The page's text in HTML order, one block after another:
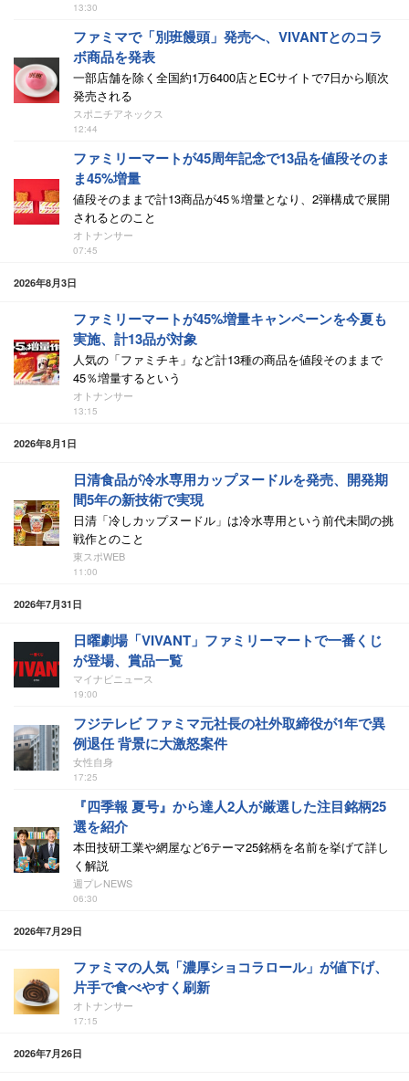
13:30
ファミマで「別班饅頭」発売へ、VIVANTとのコラ
ボ商品を発表
一部店舗を除く全国約1万6400店とECサイトで7日から順次
発売される
スポニチアネックス
12:44
ファミリーマートが45周年記念で13品を値段そのま
ま45%増量
値段そのままで計13商品が45％増量となり、2弾構成で展開
されるとのこと
オトナンサー
07:45
2026年8月3日
ファミリーマートが45%増量キャンペーンを今夏も
実施、計13品が対象
人気の「ファミチキ」など計13種の商品を値段そのままで
45％増量するという
オトナンサー
13:15
2026年8月1日
日清食品が冷水専用カップヌードルを発売、開発期
間5年の新技術で実現
日清「冷しカップヌードル」は冷水専用という前代未聞の挑
戦作とのこと
東スポWEB
11:00
2026年7月31日
日曜劇場「VIVANT」ファミリーマートで一番くじ
が登場、賞品一覧
マイナビニュース
19:00
フジテレビ ファミマ元社長の社外取締役が1年で異
例退任 背景に大激怒案件
女性自身
17:25
『四季報 夏号』から達人2人が厳選した注目銘柄25
選を紹介
本田技研工業や網屋など6テーマ25銘柄を名前を挙げて詳し
く解説
週プレNEWS
06:30
2026年7月29日
ファミマの人気「濃厚ショコラロール」が値下げ、
片手で食べやすく刷新
オトナンサー
17:15
2026年7月26日